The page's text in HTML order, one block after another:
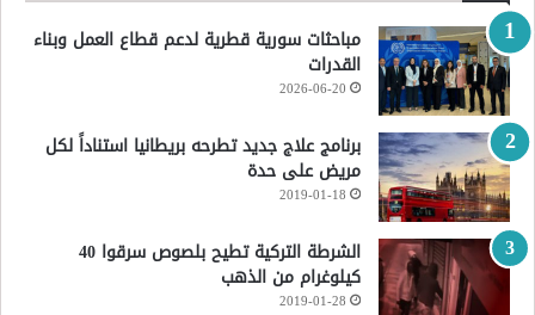
مباحثات سورية قطرية لدعم قطاع العمل وبناء
القدرات
2026-06-20
برنامج علاج جديد تطرحه بريطانيا استناداً لكل
مريض على حدة
2019-01-18
الشرطة التركية تطيح بلصوص سرقوا 40
كيلوغرام من الذهب
2019-01-28